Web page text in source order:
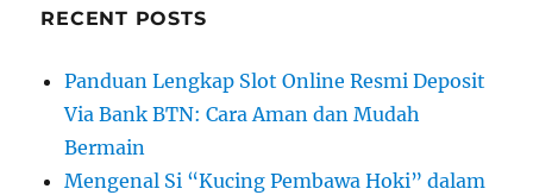
RECENT POSTS
Panduan Lengkap Slot Online Resmi Deposit
Via Bank BTN: Cara Aman dan Mudah
Bermain
Mengenal Si “Kucing Pembawa Hoki” dalam